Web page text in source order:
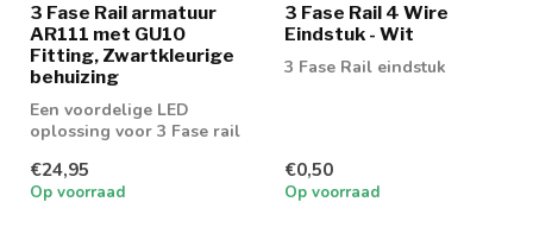
3 Fase Rail armatuur
AR111 met GU10
Fitting, Zwartkleurige
behuizing
Een voordelige LED
oplossing voor 3 Fase rail
€24,95
Op voorraad
3 Fase Rail 4 Wire
Eindstuk - Wit
3 Fase Rail eindstuk
€0,50
Op voorraad